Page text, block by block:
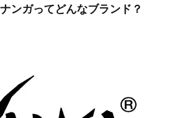
ンガってどんなブランド？